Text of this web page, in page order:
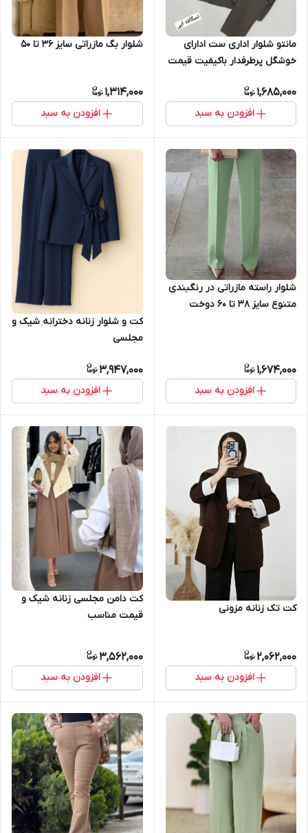
مانتو شلوار اداری ست ادارای
خوشگل پرطرفدار باکیفیت قیمت
بزرگ سایز 36 تا 54
1,685,000
افزودن به سبد
شلوار بگ مازراتی سایز ۳۶ تا ۵۰
1,314,000
افزودن به سبد
شلوار راسته مازراتی در رنگبندی
متنوع سایز 38 تا 60 دوخت
1,674,000
افزودن به سبد
کت و شلوار زنانه دخترانه شیک و
مجلسی
3,947,000
افزودن به سبد
کت تک زنانه مزونی
2,062,000
افزودن به سبد
کت دامن مجلسی زنانه شیک و
قیمت مناسب
3,562,000
افزودن به سبد